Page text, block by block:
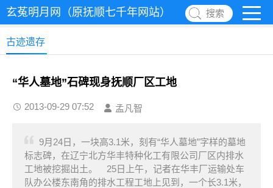
玄菟明月网（原抚顺七千年网站） 搜索
古迹遗存
“华人墓地”石碑现身抚顺厂区工地
2013-09-29 07:52 孟凡智
9月24日，一块高3.1米，刻有“华人墓地”字样的墓地
标志碑，在辽宁北方华丰特种化工有限公司厂区内排水
工地被挖掘出土。 25日上午，记者在华丰厂运输处车
队办公楼东南角的排水工程工地上见到，一个长3.1米，